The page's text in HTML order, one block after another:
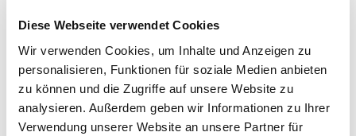
Diese Webseite verwendet Cookies
Wir verwenden Cookies, um Inhalte und Anzeigen zu
personalisieren, Funktionen für soziale Medien anbieten
zu können und die Zugriffe auf unsere Website zu
analysieren. Außerdem geben wir Informationen zu Ihrer
Verwendung unserer Website an unsere Partner für
Innovationen sind die Grundlage, um unter anderem der
Energieeinsparungen effektiv umzusetzen und auch die
Dekarbonisierung und Digitalisierung weiter
voranzutreiben“, erklärt er weiter.
IGF und INNO-KOM müssten dagegen bisher mit